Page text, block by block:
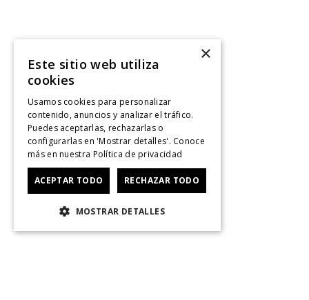
×
Este sitio web utiliza
cookies
Usamos cookies para personalizar
contenido, anuncios y analizar el tráfico.
Puedes aceptarlas, rechazarlas o
configurarlas en 'Mostrar detalles'. Conoce
más en nuestra Política de privacidad
ACEPTAR TODO RECHAZAR TODO
MOSTRAR DETALLES